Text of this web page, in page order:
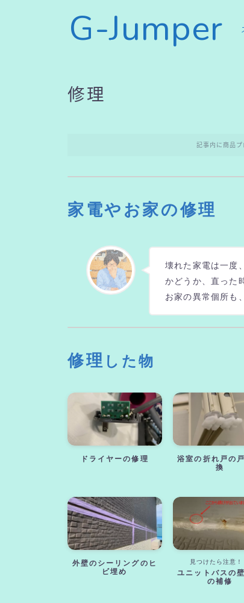
G-Jumper
修理
記事内に商品
家電やお家の修理
壊れた家電は一度
かどうか、直った
お家の異常個所も
修理 した物
ドライヤーの修理
浴室の折れ戸の
換
外壁のシーリングのヒ
ビ埋め
見つけたら注意！
ユニットバスの
の補修